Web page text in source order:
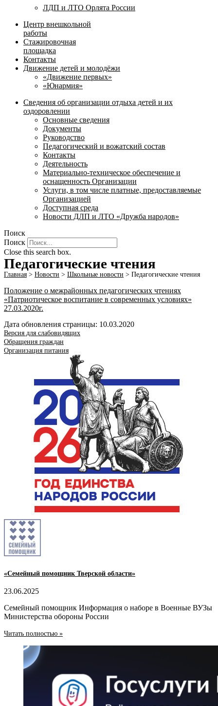
ЛДП и ЛТО Орлята России
Центр внешкольной
работы
Стажировочная
площадка
Контакты
Движение детей и молодёжи
«Движение первых»
«Юнармия»
Сведения об организации отдыха детей и их
оздоровлении
Основные сведения
Документы
Руководство
Педагогический и вожатский состав
Контакты
Деятельность
Материально-техническое обеспечение и
оснащенность Организации
Услуги, в том числе платные, предоставляемые
Организацией
Доступная среда
Новости ДЛП и ЛТО «Дружба народов»
Поиск
Поиск
Close this search box.
Педагогические чтения
Главная > Новости > Школьные новости > Педагогические чтения
Положение о межрайонных педагогических чтениях
«Патриотическое воспитание в современных условиях»
27.03.2020г.
Дата обновления страницы: 10.03.2020
Версия для слабовидящих
Обращения граждан
Организация питания
«Семейный помощник Тверской области»
23.06.2025
Семейный помощник Информация о наборе в Военные ВУЗы
Министерства обороны России
Читать полностью »